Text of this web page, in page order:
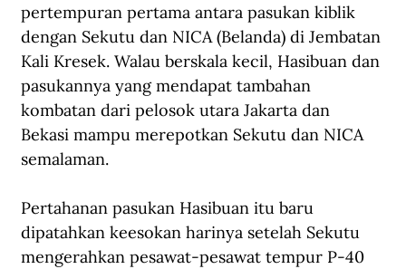
pertempuran pertama antara pasukan kiblik
dengan Sekutu dan NICA (Belanda) di Jembatan
Kali Kresek. Walau berskala kecil, Hasibuan dan
pasukannya yang mendapat tambahan
kombatan dari pelosok utara Jakarta dan
Bekasi mampu merepotkan Sekutu dan NICA
semalaman.
Pertahanan pasukan Hasibuan itu baru
dipatahkan keesokan harinya setelah Sekutu
mengerahkan pesawat-pesawat tempur P-40